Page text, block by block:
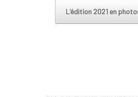
L’édition 2021 en